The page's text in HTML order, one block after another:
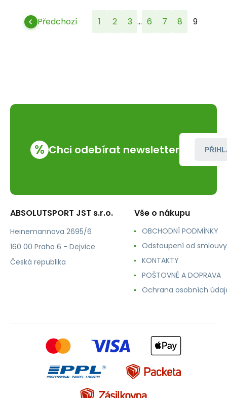
Předchozí 1 2 3 ... 6 7 8 9
% Chci odebírat newsletter
ABSOLUTSPORT JST s.r.o.
Heinemannova 2695/6
160 00 Praha 6 - Dejvice
Česká republika
Vše o nákupu
OBCHODNÍ PODMÍNKY
Odstoupení od smlouvy
KONTAKTY
POŠTOVNÉ A DOPRAVA
Ochrana osobních